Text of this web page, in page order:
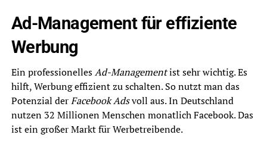
Ad-Management für effiziente
Werbung
Ein professionellesAd-Managementist sehr wichtig. Es
hilft, Werbung effizient zu schalten. So nutzt man das
Potenzial derFacebook Adsvoll aus. In Deutschland
nutzen 32 Millionen Menschen monatlich Facebook. Das
ist ein großer Markt für Werbetreibende.